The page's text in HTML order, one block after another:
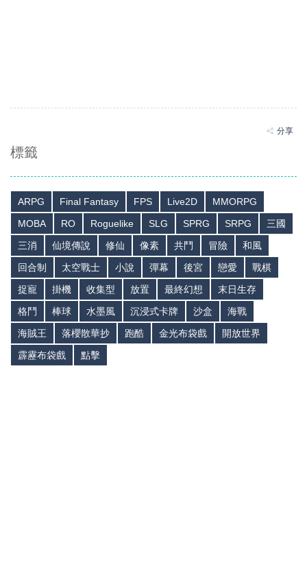
分享
標籤
ARPG Final Fantasy FPS Live2D
MMORPG
MOBA
RO Roguelike SLG SPRG SRPG
三國
三消
仙境傳說 修仙 像素 共鬥 冒險
和風
回合制
太空戰士 小說 彈幕 後宮 戀愛
戰棋
捉寵
掛機 收集型 放置 最終幻想
末日生存
格鬥
棒球 水墨風 沉浸式卡牌 沙盒
海戰
海賊王
落櫻散華抄 跑酷 金光布袋戲
開放世界
霹靂布袋戲
點擊